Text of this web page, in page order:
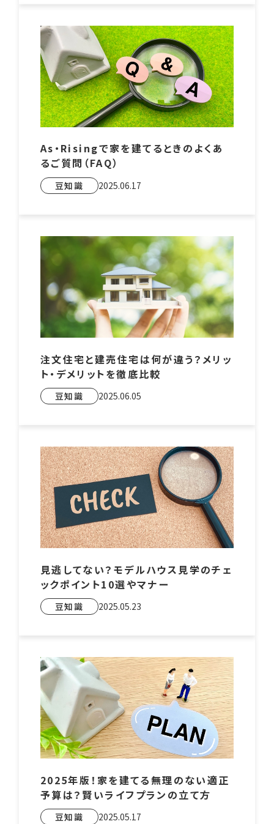
As・Risingで家を建てるときのよくあ
るご質問（FAQ）
豆知識 2025.06.17
注文住宅と建売住宅は何が違う？メリッ
ト・デメリットを徹底比較
豆知識 2025.06.05
見逃してない？モデルハウス見学のチェ
ックポイント10選やマナー
豆知識 2025.05.23
2025年版！家を建てる無理のない適正
予算は？賢いライフプランの立て方
豆知識 2025.05.17